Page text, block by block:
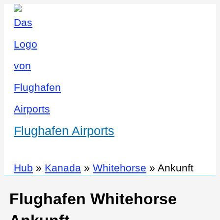
Flughafen Airports
Hub » Kanada » Whitehorse » Ankunft
Flughafen Whitehorse